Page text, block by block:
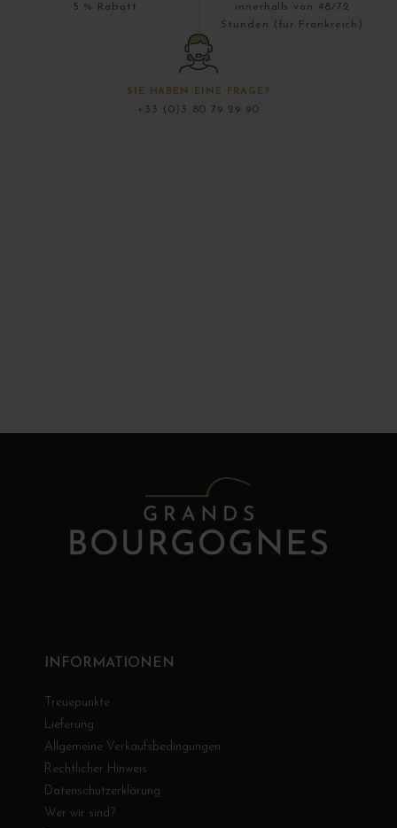
5 % Rabatt
innerhalb von 48/72
Stunden (für Frankreich)
SIE HABEN EINE FRAGE?
+33 (0)3 80 79 29 90
INFORMATIONEN
Treuepunkte
Lieferung
Allgemeine Verkaufsbedingungen
Rechtlicher Hinweis
Datenschutzerklärung
Wer wir sind?